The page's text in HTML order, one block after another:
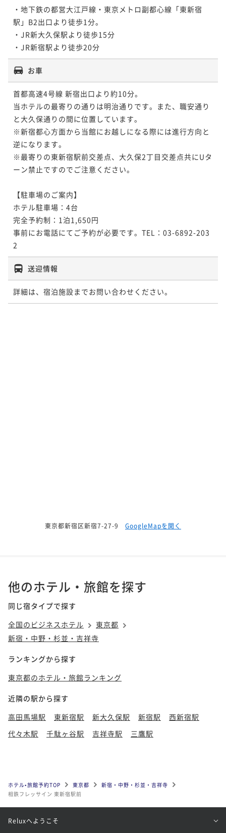
・地下鉄の都営大江戸線・東京メトロ副都心線「東新宿
駅」B2出口より徒歩1分。
・JR新大久保駅より徒歩15分
・JR新宿駅より徒歩20分
お車
首都高速4号線 新宿出口より約10分。
当ホテルの最寄りの通りは明治通りです。また、職安通り
と大久保通りの間に位置しています。
※新宿都心方面から当館にお越しになる際には進行方向と
逆になります。
※最寄りの東新宿駅前交差点、大久保2丁目交差点共にUタ
ーン禁止ですのでご注意ください。
【駐車場のご案内】
ホテル駐車場：4台
完全予約制：1泊1,650円
事前にお電話にてご予約が必要です。TEL：03-6892-203
2
送迎情報
詳細は、宿泊施設までお問い合わせください。
東京都新宿区新宿7-27-9 GoogleMapを開く
他のホテル・旅館を探す
同じ宿タイプで探す
全国のビジネスホテル
東京都
新宿・中野・杉並・吉祥寺
ランキングから探す
東京都のホテル・旅館ランキング
近隣の駅から探す
高田馬場駅
東新宿駅 新大久保駅 新宿駅
西新宿駅
代々木駅
千駄ヶ谷駅 吉祥寺駅 三鷹駅
ホテル•旅館予約TOP 東京都
新宿・中野・杉並・吉祥寺
相鉄フレッサイン 東新宿駅前
Reluxへようこそ